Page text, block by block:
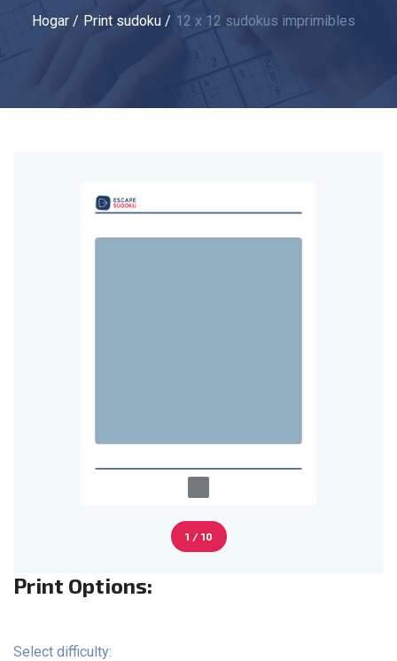
Hogar Print sudoku 12 x 12 sudokus imprimibles
1 / 10
Print Options:
Select difficulty: